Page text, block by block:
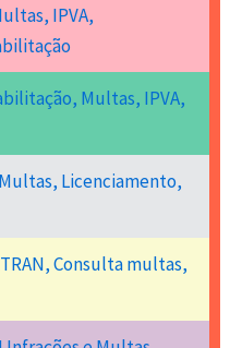
IPVA,
Multas, IPVA,
Licenciamento,
Consulta multas,